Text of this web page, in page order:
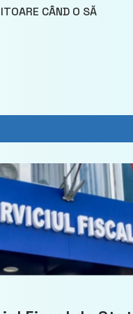
CÂND O SĂ